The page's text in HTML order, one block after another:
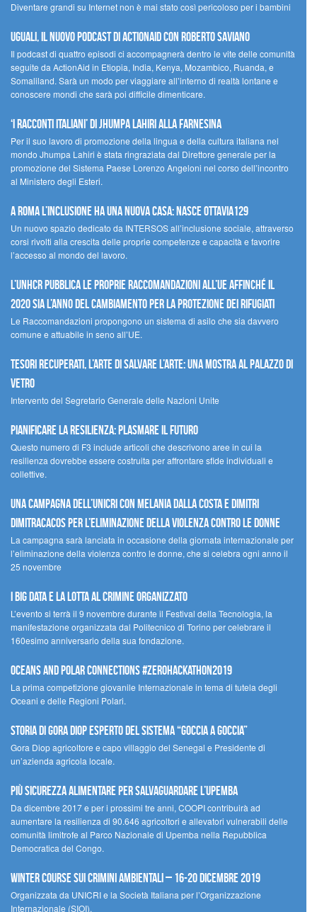
Diventare grandi su Internet non è mai stato così pericoloso per i bambini
UGUALI, il nuovo podcast di ACTIONAID con Roberto Saviano
Il podcast di quattro episodi ci accompagnerà dentro le vite delle comunità
seguite da ActionAid in Etiopia, India, Kenya, Mozambico, Ruanda, e
Somaliland. Sarà un modo per viaggiare all’interno di realtà lontane e
conoscere mondi che sarà poi difficile dimenticare.
‘I racconti italiani’ di Jhumpa Lahiri alla Farnesina
Per il suo lavoro di promozione della lingua e della cultura italiana nel
mondo Jhumpa Lahiri è stata ringraziata dal Direttore generale per la
promozione del Sistema Paese Lorenzo Angeloni nel corso dell’incontro
al Ministero degli Esteri.
A Roma l’inclusione ha una nuova casa: nasce Ottavia129
Un nuovo spazio dedicato da INTERSOS all’inclusione sociale, attraverso
corsi rivolti alla crescita delle proprie competenze e capacità e favorire
l’accesso al mondo del lavoro.
L’UNHCR pubblica le proprie raccomandazioni all’UE affinché il
2020 sia l’anno del cambiamento per la protezione dei rifugiati
Le Raccomandazioni propongono un sistema di asilo che sia davvero
comune e attuabile in seno all’UE.
Tesori recuperati, l’arte di salvare l’arte: una mostra al Palazzo di
Vetro
Intervento del Segretario Generale delle Nazioni Unite
Pianificare la resilienza: plasmare il futuro
Questo numero di F3 include articoli che descrivono aree in cui la
resilienza dovrebbe essere costruita per affrontare sfide individuali e
collettive.
Una campagna dell’UNICRI con Melania Dalla Costa e Dimitri
Dimitracacos per l’eliminazione della violenza contro le donne
La campagna sarà lanciata in occasione della giornata internazionale per
l’eliminazione della violenza contro le donne, che si celebra ogni anno il
25 novembre
I Big Data e la lotta al crimine organizzato
L’evento si terrà il 9 novembre durante il Festival della Tecnologia, la
manifestazione organizzata dal Politecnico di Torino per celebrare il
160esimo anniversario della sua fondazione.
Oceans and Polar Connections #ZEROHackathon2019
La prima competizione giovanile Internazionale in tema di tutela degli
Oceani e delle Regioni Polari.
STORIA DI GORA DIOP ESPERTO DEL SISTEMA “GOCCIA A GOCCIA”
Gora Diop agricoltore e capo villaggio del Senegal e Presidente di
un’azienda agricola locale.
Più sicurezza alimentare per salvaguardare l’Upemba
Da dicembre 2017 e per i prossimi tre anni, COOPI contribuirà ad
aumentare la resilienza di 90.646 agricoltori e allevatori vulnerabili delle
comunità limitrofe al Parco Nazionale di Upemba nella Repubblica
Democratica del Congo.
Winter Course sui Crimini Ambientali – 16-20 Dicembre 2019
Organizzata da UNICRI e la Società Italiana per l’Organizzazione
Internazionale (SIOI).